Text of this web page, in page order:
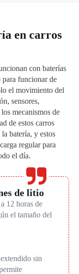
en carros
con baterías
funcionar de
el movimiento del
sensores,
mecanismos de
de estos carros
batería, y estos
regular para
el día.
de litio
12 horas de
el tamaño del
sin